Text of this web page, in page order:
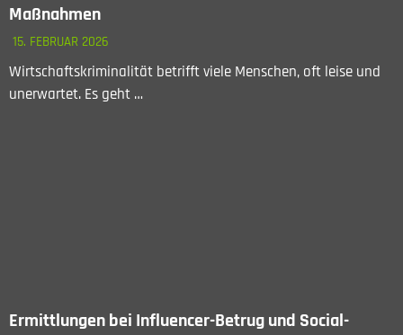
Maßnahmen
15. FEBRUAR 2026
Wirtschaftskriminalität betrifft viele Menschen, oft leise und
unerwartet. Es geht …
Ermittlungen bei Influencer-Betrug und Social-